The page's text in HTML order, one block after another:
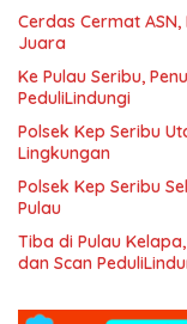
Cerdas Cermat ASN,
Juara
Ke Pulau Seribu,
PeduliLindungi
Polsek Kep Seribu
Lingkungan
Polsek Kep Seribu
Pulau
Tiba di Pulau
dan Scan